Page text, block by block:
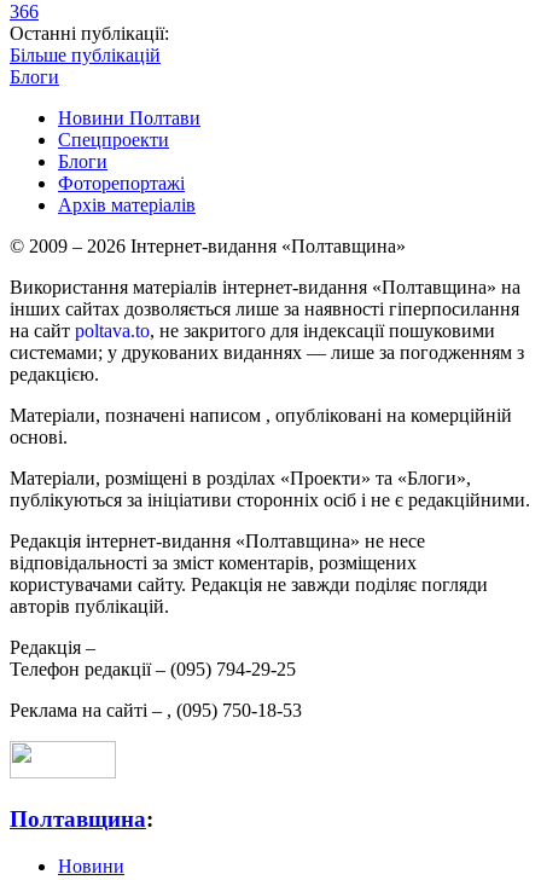
366
Останні публікації:
Більше публікацій
Блоги
Новини Полтави
Спецпроекти
Блоги
Фоторепортажі
Архів матеріалів
© 2009 – 2026 Інтернет-видання «Полтавщина»
Використання матеріалів інтернет-видання «Полтавщина» на
інших сайтах дозволяється лише за наявності гіперпосилання
на сайт poltava.to, не закритого для індексації пошуковими
системами; у друкованих виданнях — лише за погодженням з
редакцією.
Матеріали, позначені написом , опубліковані на комерційній
основі.
Матеріали, розміщені в розділах «Проекти» та «Блоги»,
публікуються за ініціативи сторонніх осіб і не є редакційними.
Редакція інтернет-видання «Полтавщина» не несе
відповідальності за зміст коментарів, розміщених
користувачами сайту. Редакція не завжди поділяє погляди
авторів публікацій.
Редакція –
Телефон редакції – (095) 794-29-25
Реклама на сайті – , (095) 750-18-53
Полтавщина:
Новини